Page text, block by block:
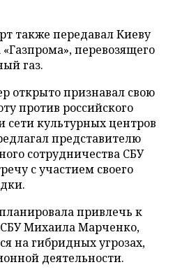
также передавал Киеву
перевозящего
газ.
открыто признавал свою
против российского
сети культурных центров
представителю
сотрудничества СБУ
с участием своего
привлечь к
Михаила Марченко,
на гибридных угрозах,
деятельности.